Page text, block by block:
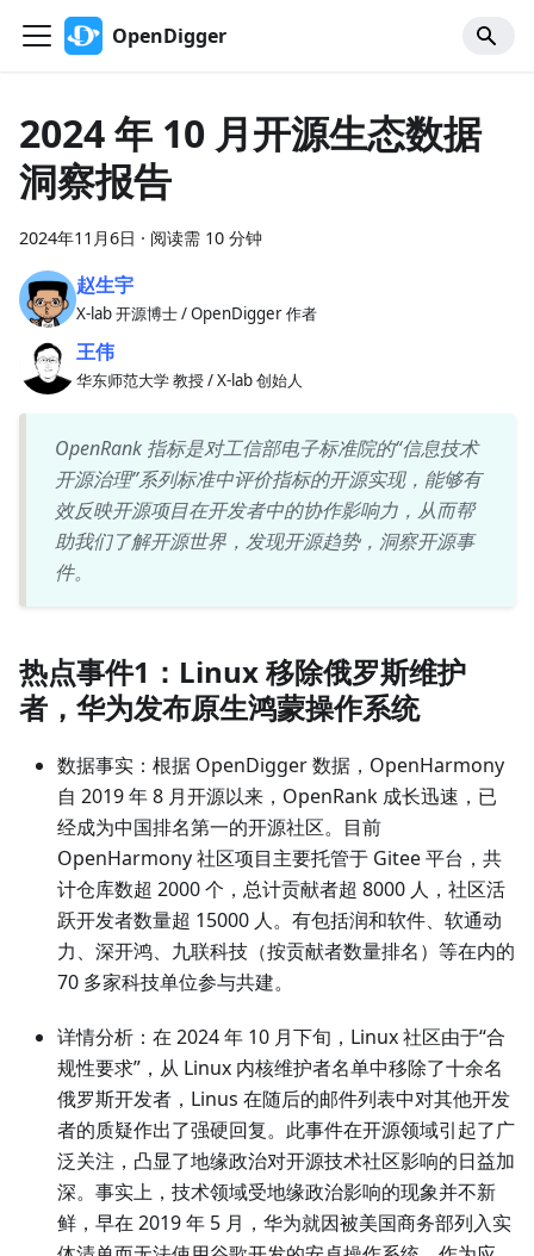
OpenDigger
2024 年 10 月开源生态数据
洞察报告
2024年11月6日 · 阅读需 10 分钟
赵生宇
X-lab 开源博士 / OpenDigger 作者
王伟
华东师范大学 教授 / X-lab 创始人
OpenRank 指标是对工信部电子标准院的“信息技术
开源治理”系列标准中评价指标的开源实现，能够有
效反映开源项目在开发者中的协作影响力，从而帮
助我们了解开源世界，发现开源趋势，洞察开源事
件。
热点事件1：Linux 移除俄罗斯维护
者，华为发布原生鸿蒙操作系统
数据事实：根据 OpenDigger 数据，OpenHarmony
自 2019 年 8 月开源以来，OpenRank 成长迅速，已
经成为中国排名第一的开源社区。目前
OpenHarmony 社区项目主要托管于 Gitee 平台，共
计仓库数超 2000 个，总计贡献者超 8000 人，社区活
跃开发者数量超 15000 人。有包括润和软件、软通动
力、深开鸿、九联科技（按贡献者数量排名）等在内的
70 多家科技单位参与共建。
详情分析：在 2024 年 10 月下旬，Linux 社区由于“合
规性要求”，从 Linux 内核维护者名单中移除了十余名
俄罗斯开发者，Linus 在随后的邮件列表中对其他开发
者的质疑作出了强硬回复。此事件在开源领域引起了广
泛关注，凸显了地缘政治对开源技术社区影响的日益加
深。事实上，技术领域受地缘政治影响的现象并不新
鲜，早在 2019 年 5 月，华为就因被美国商务部列入实